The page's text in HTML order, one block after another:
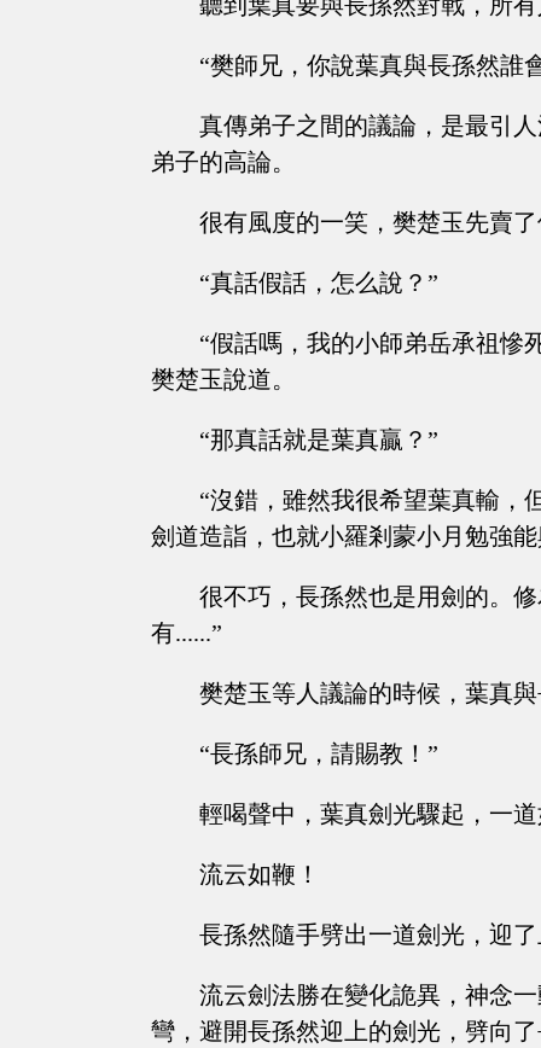
“樊師兄，你說葉真與長孫然誰
真傳弟子之間的議論，是最引
弟子的高論。
很有風度的一笑，樊楚玉先賣
“真話假話，怎么說？”
“假話嗎，我的小師弟岳承祖慘
樊楚玉說道。
“那真話就是葉真贏？”
“沒錯，雖然我很希望葉真輸，
劍道造詣，也就小羅剎蒙小月勉強
很不巧，長孫然也是用劍的。
有......”
樊楚玉等人議論的時候，葉真
“長孫師兄，請賜教！”
輕喝聲中，葉真劍光驟起，一
流云如鞭！
長孫然隨手劈出一道劍光，迎
流云劍法勝在變化詭異，神念
彎，避開長孫然迎上的劍光，劈向